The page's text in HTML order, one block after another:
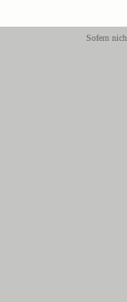
Sofern